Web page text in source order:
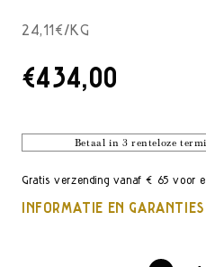
24,11€/KG
€434,00
Betaal in 3 renteloze
Gratis verzending vanaf € 65 voor
INFORMATIE EN GARANTIES